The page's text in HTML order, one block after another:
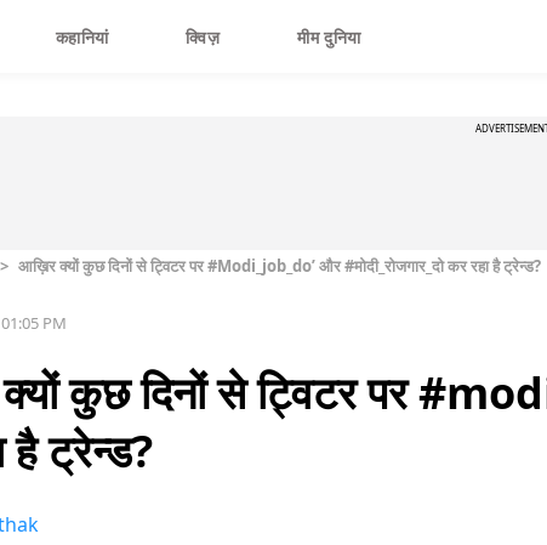
कहानियां क्विज़ मीम दुनिया
> आख़िर क्यों कुछ दिनों से ट्विटर पर #modi_job_do’ और #मोदी_रोजगार_दो कर रहा है ट्रेन्ड?
PM
कुछ दिनों से ट्विटर पर
है ट्रेन्ड?